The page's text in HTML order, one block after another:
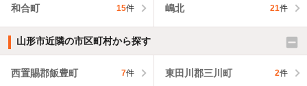
和合町 15件 嶋北 21件
山形市近隣の市区町村から探す
西置賜郡飯豊町 7件 東田川郡三川町 2件